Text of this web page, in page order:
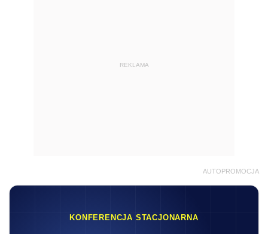
REKLAMA
AUTOPROMOCJA
KONFERENCJA STACJONARNA